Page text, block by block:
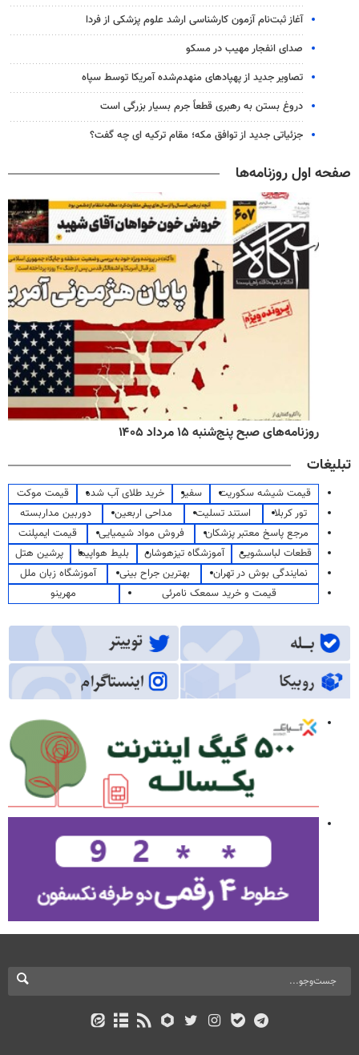
آغاز ثبت‌نام‌ آزمون کارشناسی ارشد علوم پزشکی از فردا
صدای انفجار مهیب در مسکو
تصاویر جدید از پهپادهای منهدم‌شده آمریکا توسط سپاه
دروغ بستن به رهبری قطعاً جرم بسیار بزرگی است
جزئیاتی جدید از توافق مکه؛ مقام ترکیه ای چه گفت؟
صفحه اول روزنامه‌ها
روزنامه‌های صبح پنج‌شنبه ۱۵ مرداد ۱۴۰۵
تبلیغات
قیمت شیشه سکوریت سفیر خرید طلای آب شده
قیمت موکت
تور کربلا
استند تسلیت مداحی اربعین
دوربین مداربسته
مرجع پاسخ معتبر پزشکان
فروش مواد شیمیایی
قیمت ایمپلنت
قطعات لباسشویی
آموزشگاه تیزهوشان بلیط هواپیما
پرشین هتل
نمایندگی بوش در تهران
بهترین جراح بینی
آموزشگاه زبان ملل
قیمت و خرید سمعک نامرئی
مهرینو